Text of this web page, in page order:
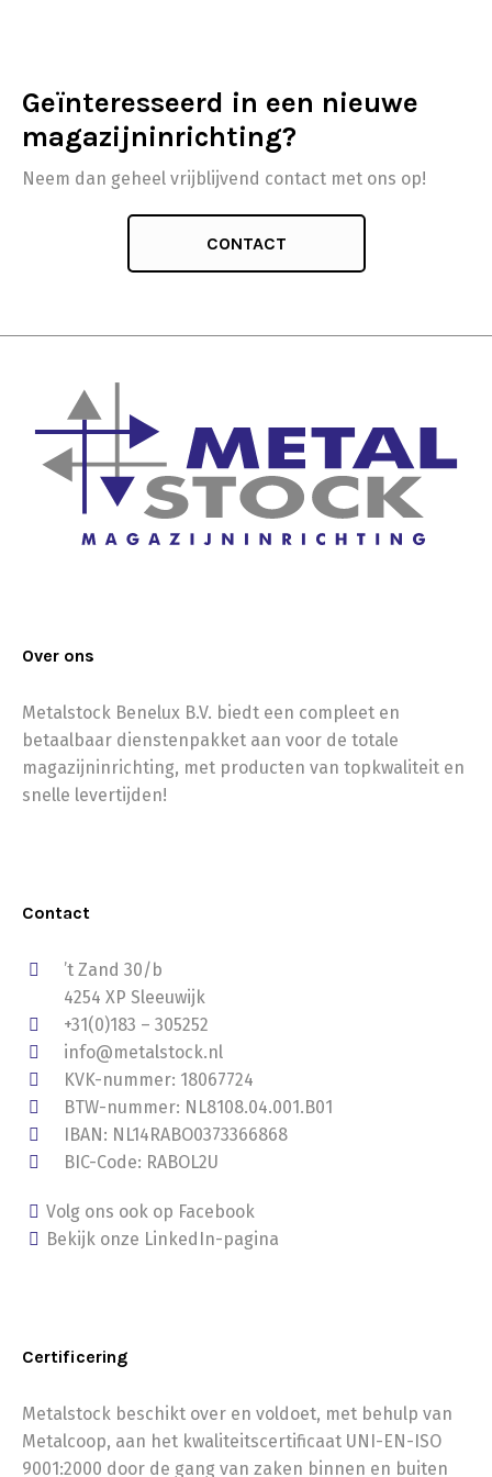
Geïnteresseerd in een nieuwe
magazijninrichting?
Neem dan geheel vrijblijvend contact met ons op!
CONTACT
Over ons
Metalstock Benelux B.V. biedt een compleet en
betaalbaar dienstenpakket aan voor de totale
magazijninrichting, met producten van topkwaliteit en
snelle levertijden!
Contact
’t Zand 30/b
4254 XP Sleeuwijk
+31(0)183 – 305252
info@metalstock.nl
KVK-nummer: 18067724
BTW-nummer: NL8108.04.001.B01
IBAN: NL14RABO0373366868
BIC-Code: RABOL2U
Volg ons ook op Facebook
Bekijk onze LinkedIn-pagina
Certificering
Metalstock beschikt over en voldoet, met behulp van
Metalcoop, aan het kwaliteitscertificaat UNI-EN-ISO
9001:2000 door de gang van zaken binnen en buiten